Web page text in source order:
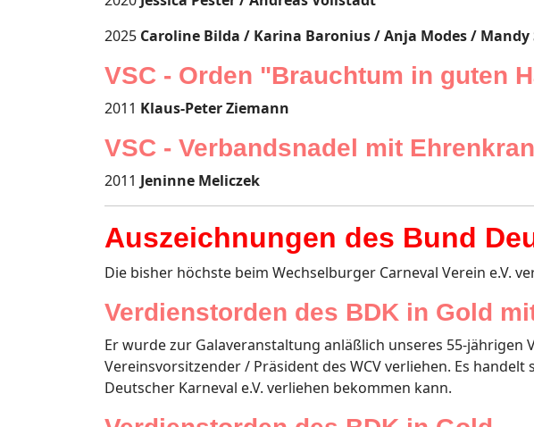
2025 Caroline Bilda / Karina Baronius / Anja Modes /
VSC - Orden "Brauchtum in guten
2011 Klaus-Peter Ziemann
VSC - Verbandsnadel mit
2011 Jeninne Meliczek
Auszeichnungen des Bund
Die bisher höchste beim Wechselburger Carneval Verein e.V.
Verdienstorden des BDK in Gold
Er wurde zur Galaveranstaltung anläßlich unseres 55-jährigen
Vereinsvorsitzender / Präsident des WCV verliehen. Es
Deutscher Karneval e.V. verliehen bekommen kann.